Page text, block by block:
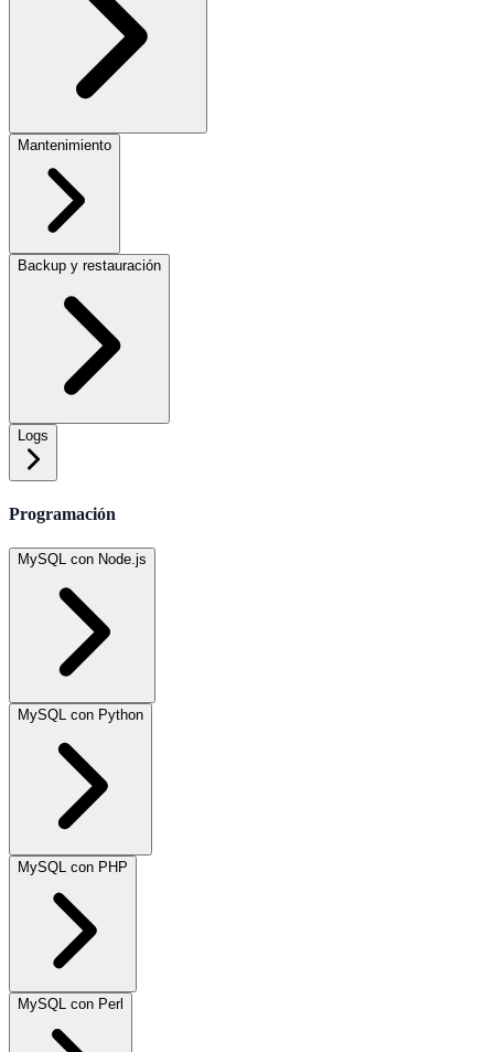
Mantenimiento
Backup y restauración
Logs
Programación
MySQL con Node.js
MySQL con Python
MySQL con PHP
MySQL con Perl